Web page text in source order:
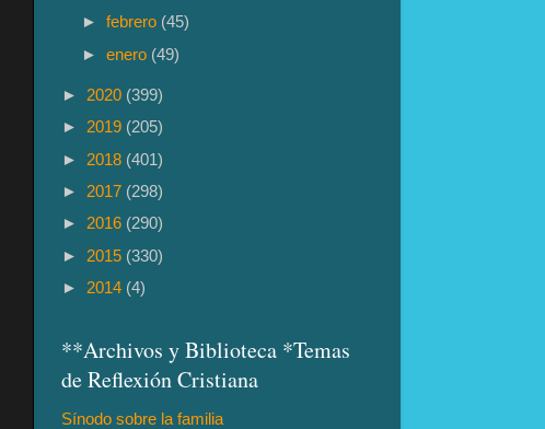
►febrero (45)
►enero (49)
► 2020 (399)
► 2019 (205)
► 2018 (401)
► 2017 (298)
► 2016 (290)
► 2015 (330)
► 2014 (4)
**Archivos y Biblioteca *Temas
de Reflexión Cristiana
Sínodo sobre la familia